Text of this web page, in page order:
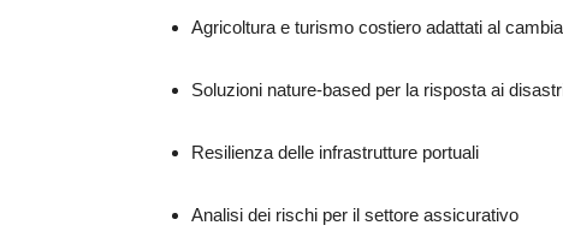
Agricoltura e turismo costiero adattati al
Soluzioni nature-based per la risposta ai
Resilienza delle infrastrutture portuali
Analisi dei rischi per il settore assicurativo